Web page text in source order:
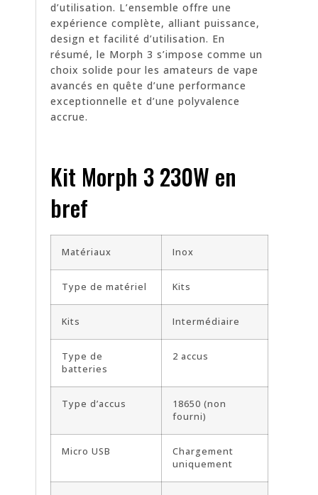
d’utilisation. L’ensemble offre une
expérience complète, alliant puissance,
design et facilité d’utilisation. En
résumé, le Morph 3 s’impose comme un
choix solide pour les amateurs de vape
avancés en quête d’une performance
exceptionnelle et d’une polyvalence
accrue.
Kit Morph 3 230W en
bref
Matériaux Inox
Type de matériel Kits
Kits Intermédiaire
Type de
batteries
2 accus
Type d’accus
18650 (non
fourni)
Micro USB
Chargement
uniquement